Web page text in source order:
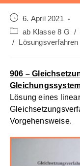
Beitrag
veröffentlicht:
6. April 2021
Beitrags-
Kategorie:
ab Klasse 8 G /
/
Lösungsverfahren
906 –
Lösung eines
Vorgehensweise.